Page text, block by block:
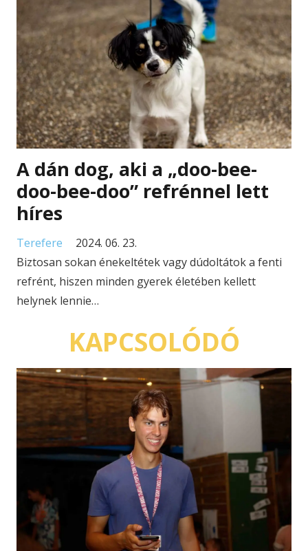
A dán dog, aki a „doo-bee-
doo-bee-doo” refrénnel lett
híres
Terefere
2024. 06. 23.
Biztosan sokan énekeltétek vagy dúdoltátok a fenti
refrént, hiszen minden gyerek életében kellett
helynek lennie…
KAPCSOLÓDÓ